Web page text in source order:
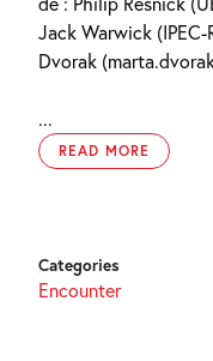
Jack Warwick
Dvorak
...
READ MORE
Categories
Encounter